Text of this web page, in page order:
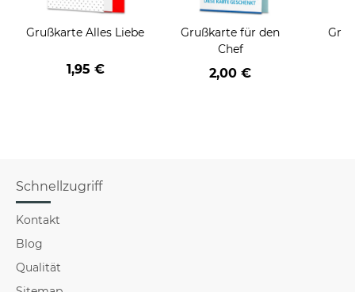
Grußkarte Alles Liebe
1,95 €
Grußkarte für den
Chef
2,00 €
Schnellzugriff
Kontakt
Blog
Qualität